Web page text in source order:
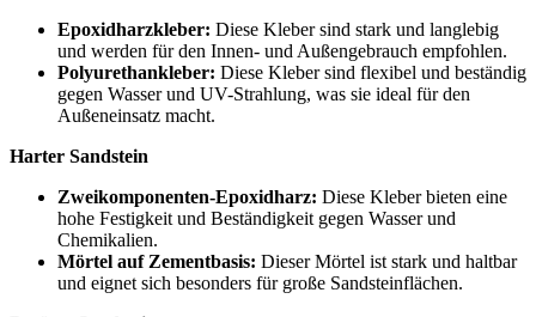
Epoxidharzkleber: Diese Kleber sind stark und langlebig
und werden für den Innen- und Außengebrauch empfohlen.
Polyurethankleber: Diese Kleber sind flexibel und beständig
gegen Wasser und UV-Strahlung, was sie ideal für den
Außeneinsatz macht.
Harter Sandstein
Zweikomponenten-Epoxidharz: Diese Kleber bieten eine
hohe Festigkeit und Beständigkeit gegen Wasser und
Chemikalien.
Mörtel auf Zementbasis: Dieser Mörtel ist stark und haltbar
und eignet sich besonders für große Sandsteinflächen.